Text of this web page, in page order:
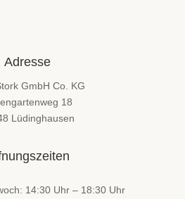
Adresse
GmbH Co. KG
18
Lüdinghausen
14:30 Uhr – 18:30 Uhr